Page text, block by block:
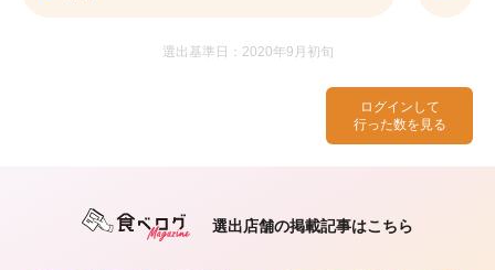
ログインして
行った数を見る
選出基準日：2020年9月初旬
選出店舗の掲載記事はこちら